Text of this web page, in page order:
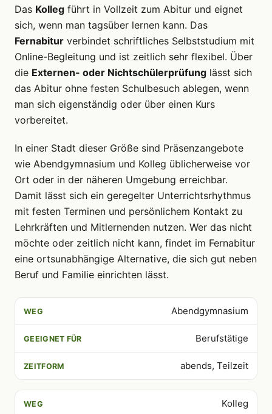
Das Kolleg führt in Vollzeit zum Abitur und eignet
sich, wenn man tagsüber lernen kann. Das
Fernabitur verbindet schriftliches Selbststudium mit
Online-Begleitung und ist zeitlich sehr flexibel. Über
die Externen- oder Nichtschülerprüfung lässt sich
das Abitur ohne festen Schulbesuch ablegen, wenn
man sich eigenständig oder über einen Kurs
vorbereitet.
In einer Stadt dieser Größe sind Präsenzangebote
wie Abendgymnasium und Kolleg üblicherweise vor
Ort oder in der näheren Umgebung erreichbar.
Damit lässt sich ein geregelter Unterrichtsrhythmus
mit festen Terminen und persönlichem Kontakt zu
Lehrkräften und Mitlernenden nutzen. Wer das nicht
möchte oder zeitlich nicht kann, findet im Fernabitur
eine ortsunabhängige Alternative, die sich gut neben
Beruf und Familie einrichten lässt.
WEG ZEITFORMAbendgymnasium
Berufstätige
abends, Teilzeit
Kolleg